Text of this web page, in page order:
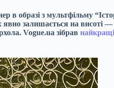
в образі з мультфільму
залишається на висоті —
Vogue.ua зібрав